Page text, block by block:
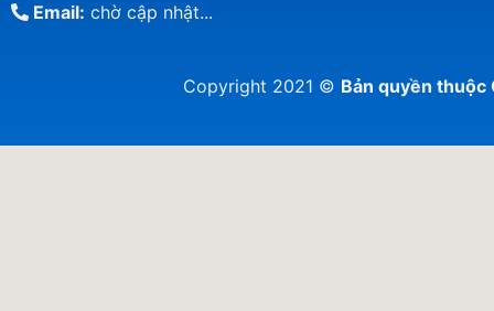
Email: chờ cập nhật...
Copyright 2021 © Bản quyền thuộc